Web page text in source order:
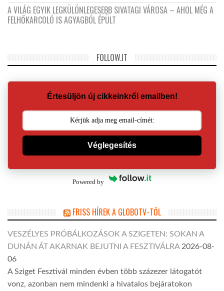
A VILÁG EGYIK LEGKÜLÖNLEGESEBB SIVATAGI VÁROSA – AHOL MÉG A
FELHŐKARCOLÓ IS AGYAGBÓL ÉPÜLT
FOLLOW.IT
Értesüljön új cikkeinkről emailben!
Véglegesítés
Powered by
FRISS HÍREK A GLOBOTV-TŐL
VESZÉLYES PRÓBÁLKOZÁSOK A SZIGETEN: SOKAN A
DUNÁN ÁT AKARNAK BEJUTNI A FESZTIVÁLRA 2026-08-
06
A Sziget Fesztivál minden évben több százezer látogatót
vonz, azonban nem mindenki a hivatalos bejáratokon